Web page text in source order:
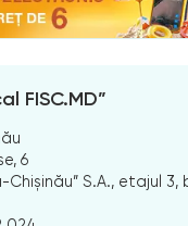
FISC.MD”
6
S.A., etajul 3,